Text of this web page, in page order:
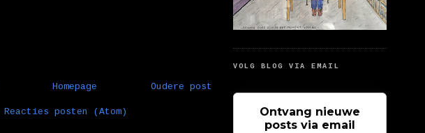
Oudere post
Homepage
Reacties posten (Atom)
VOLG BLOG VIA EMAIL
Ontvang nieuwe
posts via email